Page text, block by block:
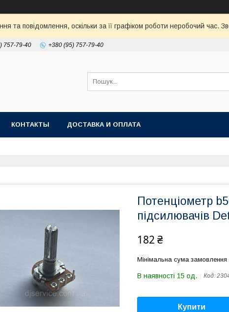
та повідомлення, оскільки за її графіком роботи неробочий час.
757-79-40 +380 (95) 757-79-40
КОНТАКТЫ ДОСТАВКА И ОПЛАТА
Потенціометр
підсилювачів
182 ₴
Мінімальна сума
В наявності 15 од. Код:
Купити